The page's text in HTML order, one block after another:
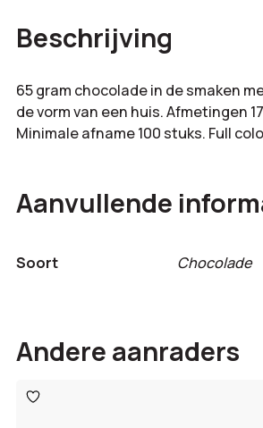
Beschrijving
65 gram chocolade in de smaken
de vorm van een huis. Afmetingen
Minimale afname 100 stuks. Full
Aanvullende
Soort Chocolade
Andere aanraders
Toevoegen
aan